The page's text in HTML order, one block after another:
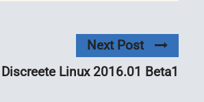
Next Post
Discreete Linux 2016.01 Beta1